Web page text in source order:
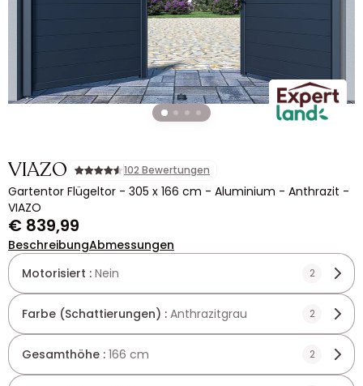
VIAZO 102 Bewertungen
Gartentor Flügeltor - 305 x 166 cm - Aluminium - Anthrazit -
VIAZO
€ 839,99
BeschreibungAbmessungen
Motorisiert : Nein 2
Farbe (Schattierungen) : Anthrazitgrau 2
Gesamthöhe : 166 cm 2